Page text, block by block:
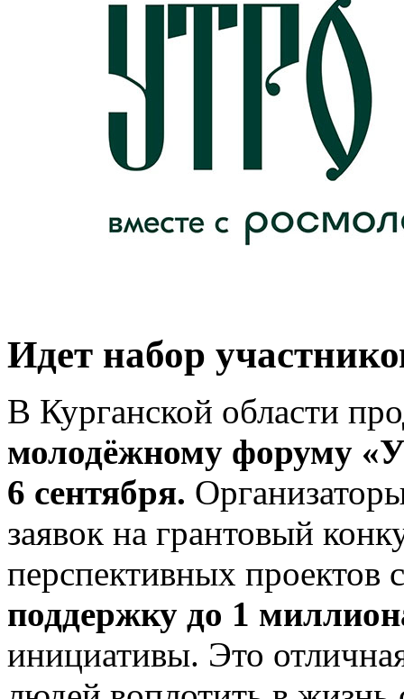
Идет набор
В Курганской области
молодёжному форуму
6 сентября.
заявок на грантовый
перспективных проектов
поддержку до 1
инициативы. Это